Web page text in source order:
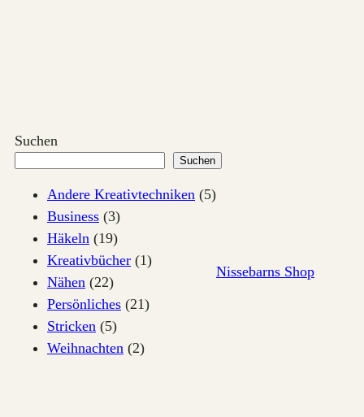
Suchen
Suchen
Andere Kreativtechniken (5)
Business (3)
Häkeln (19)
Kreativbücher (1)
Nähen (22)
Persönliches (21)
Stricken (5)
Weihnachten (2)
Nissebarns Shop